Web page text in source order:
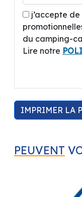
j’accepte
du camping-
Lire notre
IMPRIMER LA
PEUVENT